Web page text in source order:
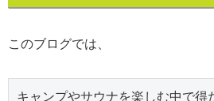
このブログでは、
キャンプやサウナを楽しむ中で得